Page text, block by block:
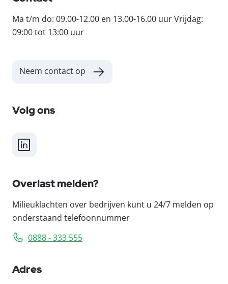
Ma t/m do: 09.00-12.00 en 13.00-16.00 uur Vrijdag:
09:00 tot 13:00 uur
Neem contact op
Volg ons
LinkedIn
Overlast melden?
Milieuklachten over bedrijven kunt u 24/7 melden op
onderstaand telefoonnummer
0888 - 333 555
Adres